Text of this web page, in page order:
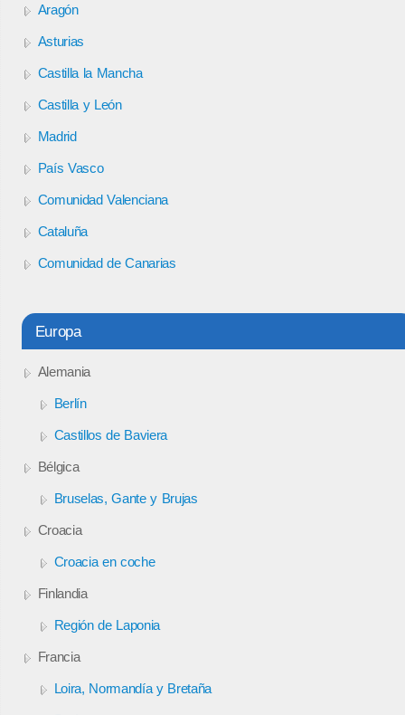
Aragón
Asturias
Castilla la Mancha
Castilla y León
Madrid
País Vasco
Comunidad Valenciana
Cataluña
Comunidad de Canarias
Europa
Alemania
Berlín
Castillos de Baviera
Bélgica
Bruselas, Gante y Brujas
Croacia
Croacia en coche
Finlandia
Región de Laponia
Francia
Loira, Normandía y Bretaña